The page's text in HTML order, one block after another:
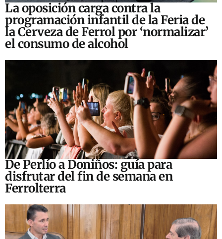
La oposición carga contra la
programación infantil de la Feria de
la Cerveza de Ferrol por ‘normalizar’
el consumo de alcohol
De Perlío a Doniños: guía para
disfrutar del fin de semana en
Ferrolterra